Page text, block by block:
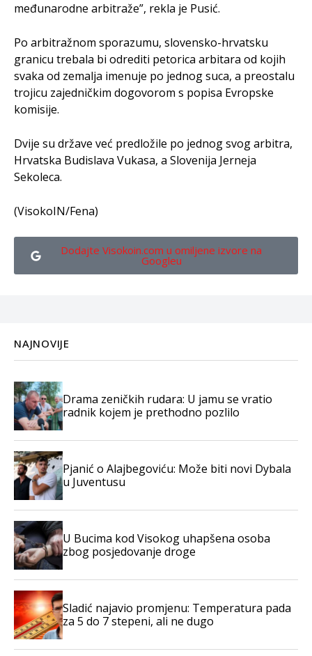
međunarodne arbitraže”, rekla je Pusić.
Po arbitražnom sporazumu, slovensko-hrvatsku
granicu trebala bi odrediti petorica arbitara od kojih
svaka od zemalja imenuje po jednog suca, a preostalu
trojicu zajedničkim dogovorom s popisa Evropske
komisije.
Dvije su države već predložile po jednog svog arbitra,
Hrvatska Budislava Vukasa, a Slovenija Jerneja
Sekoleca.
(VisokoIN/Fena)
Dodajte Visokoin.com u omiljene izvore na
Googleu
NAJNOVIJE
Drama zeničkih rudara: U jamu se vratio
radnik kojem je prethodno pozlilo
Pjanić o Alajbegoviću: Može biti novi Dybala
u Juventusu
U Bucima kod Visokog uhapšena osoba
zbog posjedovanje droge
Sladić najavio promjenu: Temperatura pada
za 5 do 7 stepeni, ali ne dugo